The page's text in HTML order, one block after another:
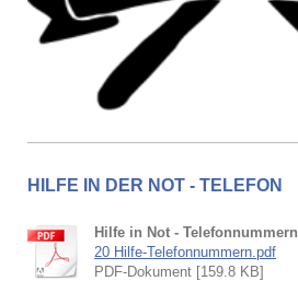
HILFE IN DER NOT - TELEFON
Hilfe in Not - Telefonnummern
20 Hilfe-Telefonnummern.pdf
PDF-Dokument [159.8 KB]